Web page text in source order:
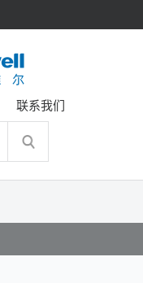
联系我们